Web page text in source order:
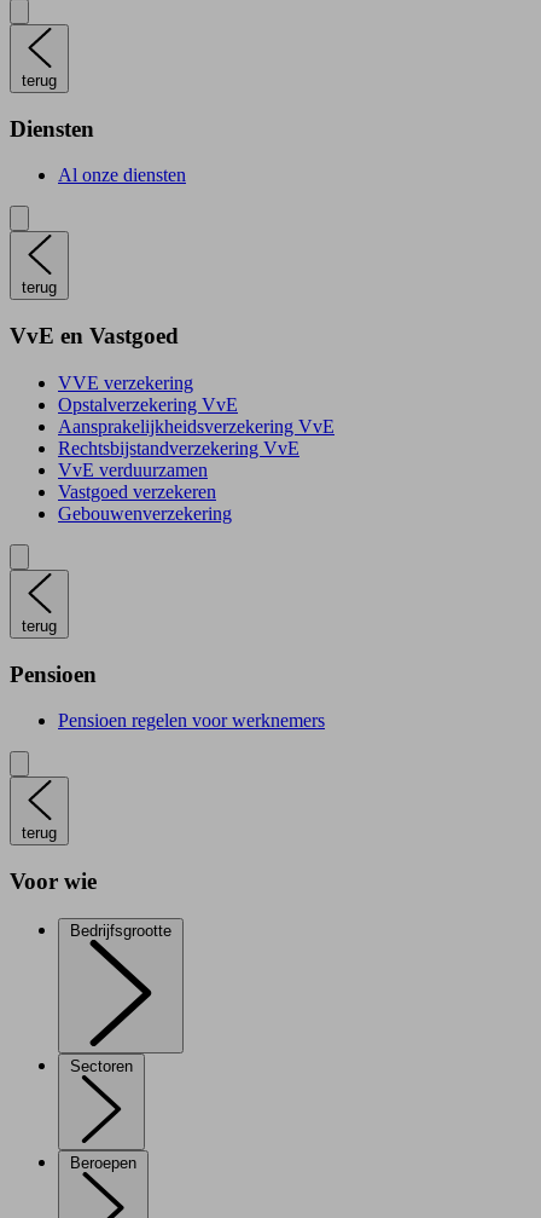
terug
Diensten
Al onze diensten
terug
VvE en Vastgoed
VVE verzekering
Opstalverzekering VvE
Aansprakelijkheidsverzekering VvE
Rechtsbijstandverzekering VvE
VvE verduurzamen
Vastgoed verzekeren
Gebouwenverzekering
terug
Pensioen
Pensioen regelen voor werknemers
terug
Voor wie
Bedrijfsgrootte
Sectoren
Beroepen